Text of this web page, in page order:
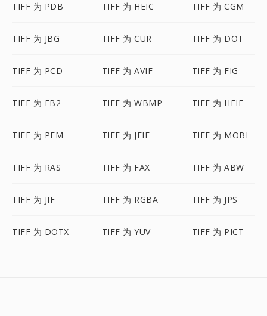
TIFF 为 PDB TIFF 为 HEIC TIFF 为 CGM
TIFF 为 JBG TIFF 为 CUR TIFF 为 DOT
TIFF 为 PCD TIFF 为 AVIF TIFF 为 FIG
TIFF 为 FB2 TIFF 为 WBMP TIFF 为 HEIF
TIFF 为 PFM TIFF 为 JFIF TIFF 为 MOBI
TIFF 为 RAS TIFF 为 FAX TIFF 为 ABW
TIFF 为 JIF TIFF 为 RGBA TIFF 为 JPS
TIFF 为 DOTX TIFF 为 YUV TIFF 为 PICT